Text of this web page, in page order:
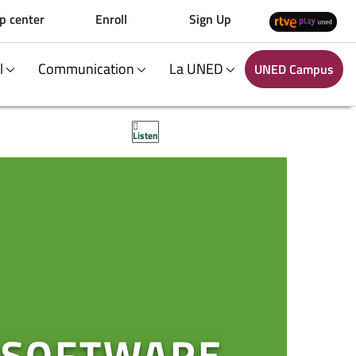
center Enroll Sign Up
Communication La UNED UNED Campus
Listen